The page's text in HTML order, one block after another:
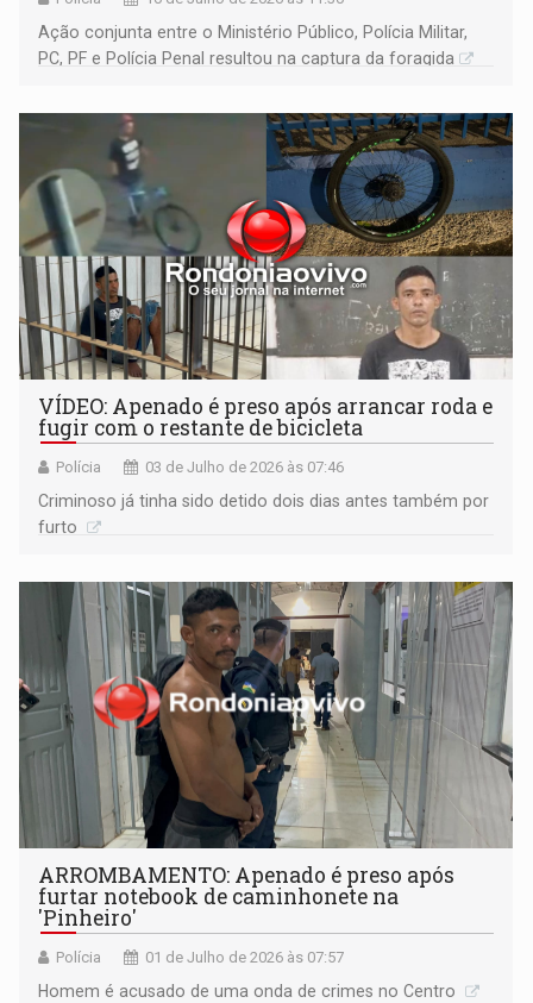
​Ação conjunta entre o Ministério Público, Polícia Militar,
PC, PF e Polícia Penal resultou na captura da foragida ​
VÍDEO: Apenado é preso após arrancar roda e
fugir com o restante de bicicleta
Polícia 03 de Julho de 2026 às 07:46
Criminoso já tinha sido detido dois dias antes também por
furto
ARROMBAMENTO: Apenado é preso após
furtar notebook de caminhonete na
'Pinheiro'
Polícia 01 de Julho de 2026 às 07:57
Homem é acusado de uma onda de crimes no Centro